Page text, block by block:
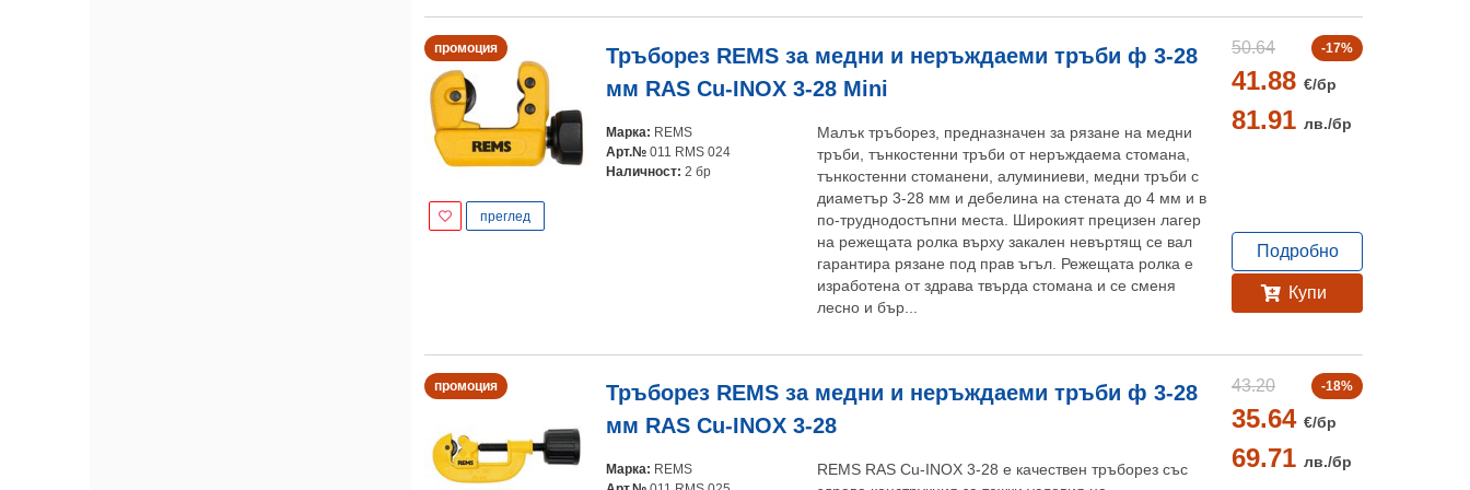
промоция
преглед
Тръборез REMS за медни и неръждаеми тръби ф 3-28
мм RAS Cu-INOX 3-28 Mini
Марка: REMS
Арт.№ 011 RMS 024
Наличност: 2 бр
Малък тръборез, предназначен за рязане на медни
тръби, тънкостенни тръби от неръждаема стомана,
тънкостенни стоманени, алуминиеви, медни тръби с
диаметър 3-28 мм и дебелина на стената до 4 мм и в
по-труднодостъпни места. Широкият прецизен лагер
на режещата ролка върху закален невъртящ се вал
гарантира рязане под прав ъгъл. Режещата ролка е
изработена от здрава твърда стомана и се сменя
лесно и бър...
-17%
50.64
41.88 €/бр
81.91 лв./бр
Подробно
Купи
промоция
Тръборез REMS за медни и неръждаеми тръби ф 3-28
мм RAS Cu-INOX 3-28
Марка: REMS
REMS RAS Cu-INOX 3-28 е качествен тръборез със
-18%
43.20
35.64 €/бр
69.71 лв./бр